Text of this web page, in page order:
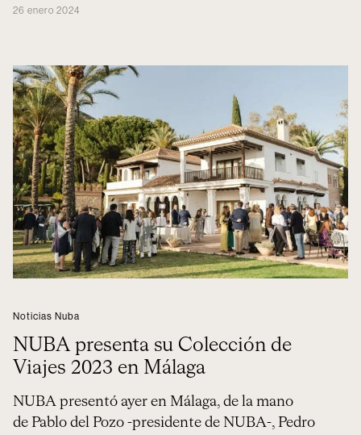
26 enero 2024
Noticias Nuba
NUBA presenta su Colección de
Viajes 2023 en Málaga
NUBA presentó ayer en Málaga, de la mano
de Pablo del Pozo -presidente de NUBA-, Pedro